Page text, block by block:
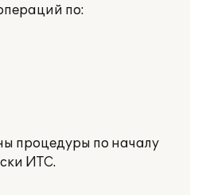
по:
процедуры по началу
ИТС.